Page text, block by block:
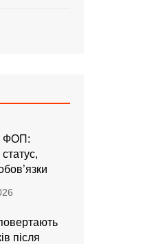
ФОП:
після